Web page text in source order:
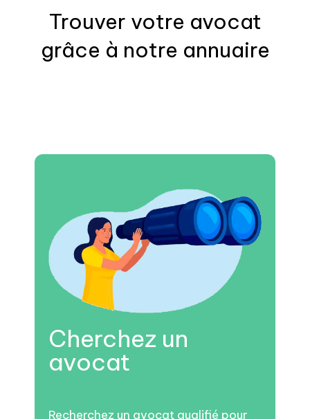
Trouver votre avocat
grâce à notre annuaire
Cherchez un
avocat
Recherchez un avocat qualifié pour